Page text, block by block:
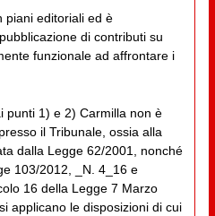
piani editoriali ed è
di contributi su
funzionale ad affrontare i
punti 1) e 2) Carmilla non è
il Tribunale, ossia alla
dalla Legge 62/2001, nonché
103/2012, _N. 4_16 e
16 della Legge 7 Marzo
applicano le disposizioni di cui